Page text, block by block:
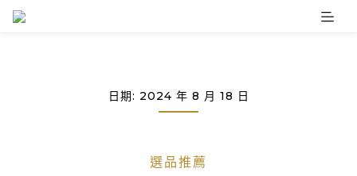
Skip
日期: 2024 年 8 月 18 日
選品推薦